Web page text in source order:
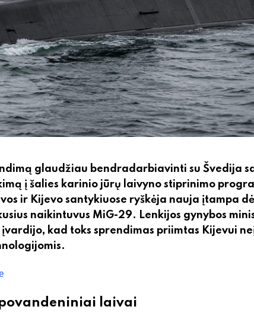
glaudžiau bendradarbiavinti su Švedija
į šalies karinio jūrų laivyno stiprinimo
ir Kijevo santykiuose ryškėja nauja įtampa
naikintuvus MiG-29. Lenkijos gynybos
kad toks sprendimas priimtas Kijevui
povandeniniai laivai